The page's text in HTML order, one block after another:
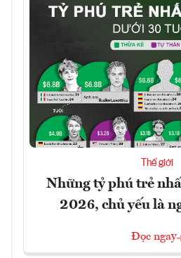
Thế giới
Những tỷ phú trẻ
2026, chủ yếu là
Đọc ngay